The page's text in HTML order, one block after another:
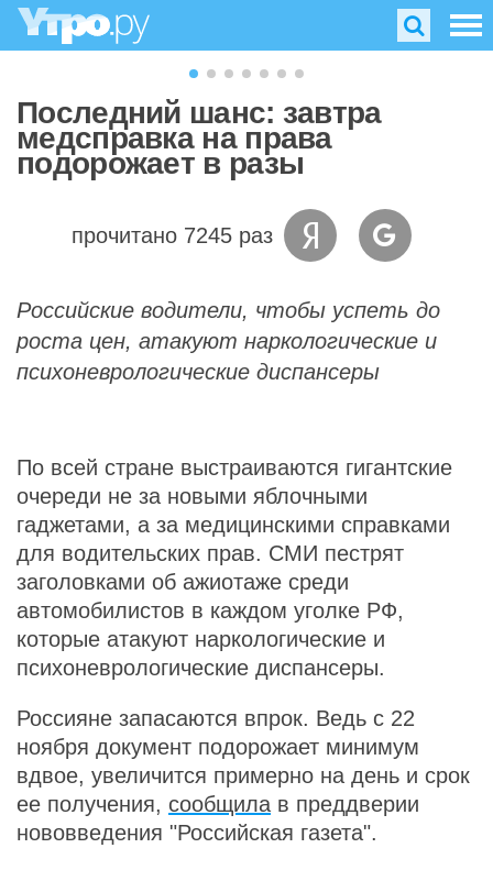
Последний шанс: завтра
медсправка на права
подорожает в разы
прочитано 7245 раз
Российские водители, чтобы успеть до
роста цен, атакуют наркологические и
психоневрологические диспансеры
По всей стране выстраиваются гигантские
очереди не за новыми яблочными
гаджетами, а за медицинскими справками
для водительских прав. СМИ пестрят
заголовками об ажиотаже среди
автомобилистов в каждом уголке РФ,
которые атакуют наркологические и
психоневрологические диспансеры.
Россияне запасаются впрок. Ведь с 22
ноября документ подорожает минимум
вдвое, увеличится примерно на день и срок
ее получения, сообщила в преддверии
нововведения "Российская газета".